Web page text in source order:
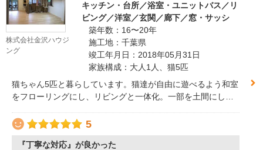
株式会社金沢ハウジ
ング
キッチン・台所／浴室・ユニットバス／リ
ビング／洋室／玄関／廊下／窓・サッシ
築年数：16〜20年
施工地：千葉県
竣工年月日：2018年05月31日
家族構成：大人1人、猫5匹
猫ちゃん5匹と暮らしています。猫達が自由に遊べるよう和室
をフローリングにし、リビングと一体化。一部を土間にして
紐を巻いたり、棚や階段を付け、好きなことろで爪とぎがで
5
『丁寧な対応』が良かった